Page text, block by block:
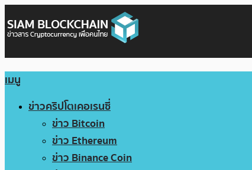
เมนู
ข่าวคริปโตเคอเรนซี่
ข่าว Bitcoin
ข่าว Ethereum
ข่าว Binance Coin